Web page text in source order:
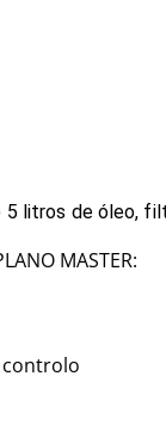
5 litros de óleo,
MASTER:
controlo